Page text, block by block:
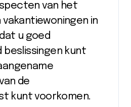
van het
vakantiewoningen in
u goed
kunt
de
kunt voorkomen.